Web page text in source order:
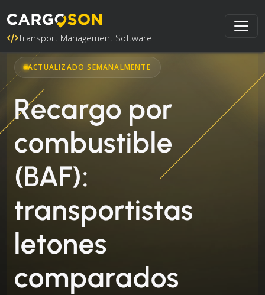
Transport Management Software
ACTUALIZADO SEMANALMENTE
Recargo por
combustible
(BAF):
transportistas
letones
comparados